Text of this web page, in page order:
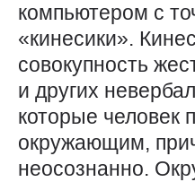
компьютером с
«кинесики».
совокупность
и других
которые человек
окружающим,
неосознанно.